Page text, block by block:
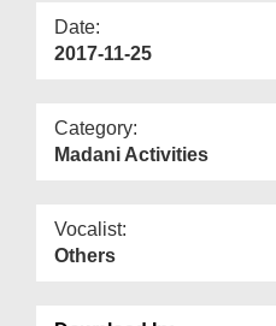
Date:
2017-11-25
Category:
Madani Activities
Vocalist:
Others